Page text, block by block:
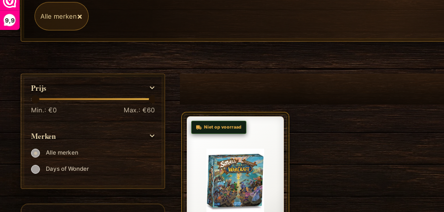
9,9 Alle merken×
Prijs
Min.: €0 Max.: €60
Merken
Alle merken
Days of Wonder
Niet op voorraad